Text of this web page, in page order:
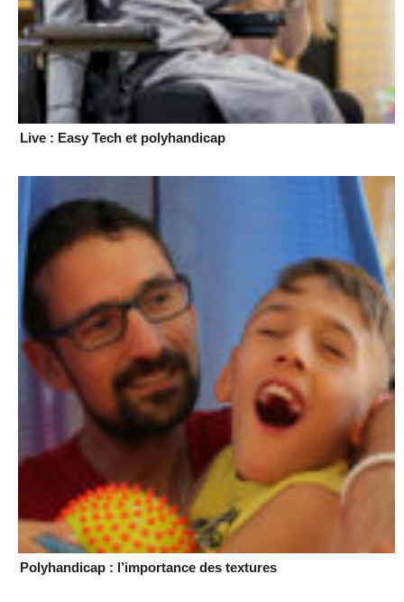
Live : Easy Tech et polyhandicap
Polyhandicap : l’importance des textures